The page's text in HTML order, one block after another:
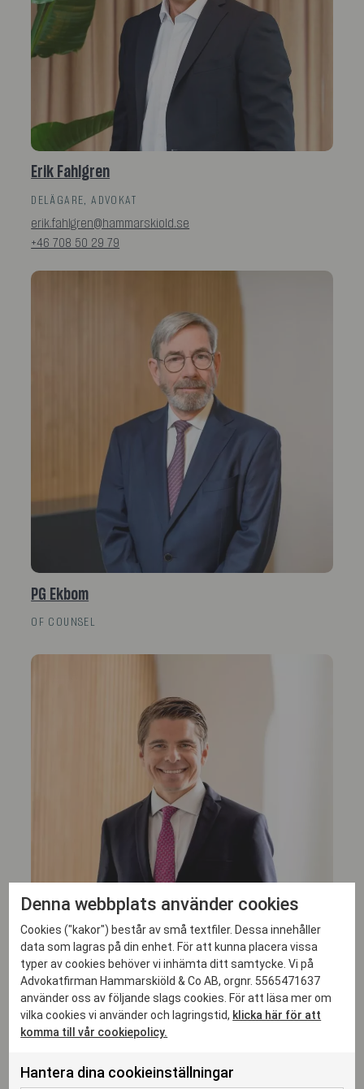
Erik Fahlgren
DELÄGARE, ADVOKAT
erik.fahlgren@hammarskiold.se
+46 708 50 29 79
PG Ekbom
OF COUNSEL
Rasmus Fahlén
DELÄGARE, ADVOKAT
rasmus.fahlen@hammarskiold.se
Denna webbplats använder cookies
Cookies ("kakor") består av små textfiler. Dessa innehåller
data som lagras på din enhet. För att kunna placera vissa
typer av cookies behöver vi inhämta ditt samtycke. Vi på
Advokatfirman Hammarskiöld & Co AB, orgnr. 5565471637
använder oss av följande slags cookies. För att läsa mer om
vilka cookies vi använder och lagringstid, klicka här för att
komma till vår cookiepolicy.
Hantera dina cookieinställningar